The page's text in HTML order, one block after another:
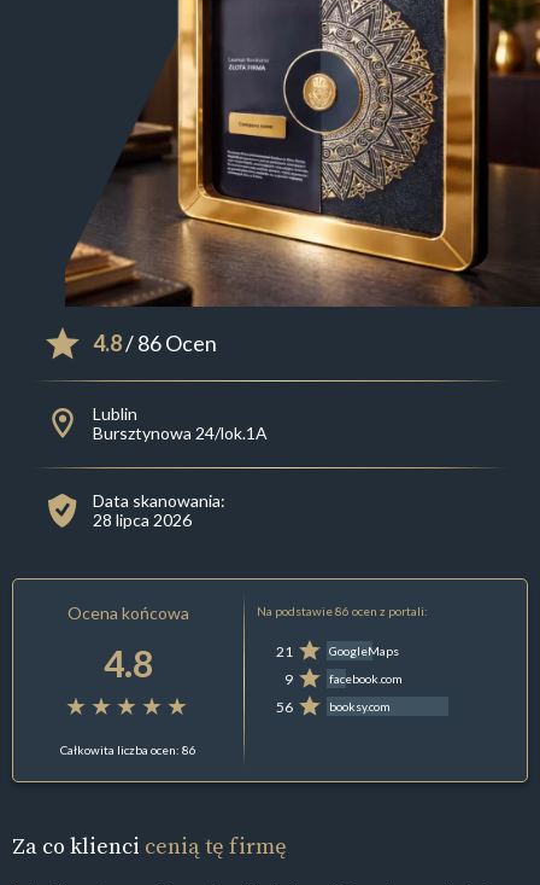
4.8/ 86 Ocen
Lublin
Bursztynowa 24/lok.1A
Data skanowania:
28 lipca 2026
Ocena końcowa
4.8
Całkowita liczba ocen: 86
Na podstawie 86 ocen z portali:
21 GoogleMaps
9 facebook.com
56 booksy.com
Za co klienci cenią tę firmę